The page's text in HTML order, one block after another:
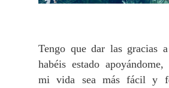
Tengo que dar las gracias
habéis estado
mi vida sea más fácil y